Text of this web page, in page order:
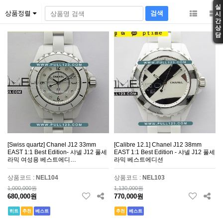
실
시
간
상
담
상품정렬
[Swiss quartz] Chanel J12 33mm
EAST 1:1 Best Edition- 샤넬 J12 풀세
라믹 여성용 베스트에디…
상품코드 : NEL104
1,000,000원
680,000원
히트 추천 베스트
[Calibre 12.1] Chanel J12 38mm
EAST 1:1 Best Edition - 샤넬 J12 풀세
라믹 베스트에디션
상품코드 : NEL103
1,130,000원
770,000원
추천 베스트